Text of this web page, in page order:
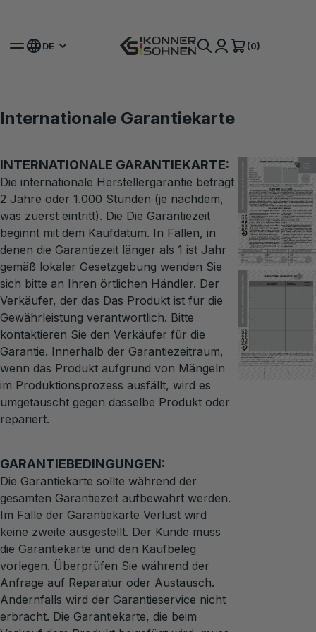
DE (0)
Internationale Garantiekarte
INTERNATIONALE GARANTIEKARTE:
Die internationale Herstellergarantie beträgt
2 Jahre oder 1.000 Stunden (je nachdem,
was zuerst eintritt). Die Die Garantiezeit
beginnt mit dem Kaufdatum. In Fällen, in
denen die Garantiezeit länger als 1 ist Jahr
gemäß lokaler Gesetzgebung wenden Sie
sich bitte an Ihren örtlichen Händler. Der
Verkäufer, der das Das Produkt ist für die
Gewährleistung verantwortlich. Bitte
kontaktieren Sie den Verkäufer für die
Garantie. Innerhalb der Garantiezeitraum,
wenn das Produkt aufgrund von Mängeln
im Produktionsprozess ausfällt, wird es
umgetauscht gegen dasselbe Produkt oder
repariert.
GARANTIEBEDINGUNGEN:
Die Garantiekarte sollte während der
gesamten Garantiezeit aufbewahrt werden.
Im Falle der Garantiekarte Verlust wird
keine zweite ausgestellt. Der Kunde muss
die Garantiekarte und den Kaufbeleg
vorlegen. Überprüfen Sie während der
Anfrage auf Reparatur oder Austausch.
Andernfalls wird der Garantieservice nicht
erbracht. Die Garantiekarte, die beim